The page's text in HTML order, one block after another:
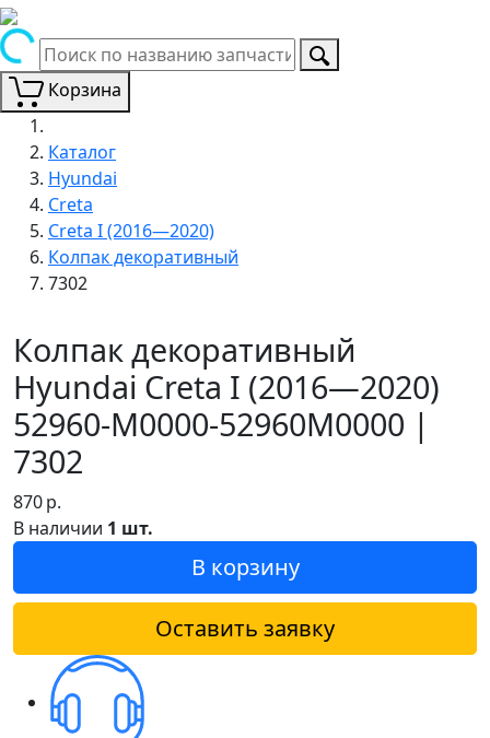
Корзина
Каталог
Hyundai
Creta
Creta I (2016—2020)
Колпак декоративный
7302
Колпак декоративный
Hyundai Creta I (2016—2020)
52960-M0000-52960M0000 |
7302
870р.
В наличии 1 шт.
В корзину
Оставить заявку